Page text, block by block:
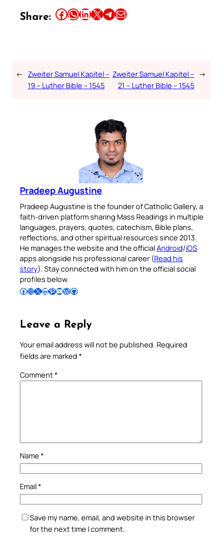
Share: Share this article on Facebook Share this article on WhatsApp Share this article on LinkedIn Share this article on X Share this article on TelegramEmail this Article
← Zweiter Samuel Kapitel –
19 – Luther Bible – 1545
Zweiter Samuel Kapitel –
21 – Luther Bible – 1545
→
Pradeep Augustine
Pradeep Augustine is the founder of Catholic Gallery, a
faith-driven platform sharing Mass Readings in multiple
languages, prayers, quotes, catechism, Bible plans,
reflections, and other spiritual resources since 2013.
He manages the website and the officialAndroid/iOS
apps alongside his professional career (Read his
story). Stay connected with him on the official social
profiles below.
Follow Pradeep on Facebook Follow Pradeep on InstagramFollow Pradeep on X Follow Pradeep on LinkedIn Follow Pradeep on Pinterest Subscribe to Pradeep’s Youtube Channel Follow Pradeep on WordPress Follow Pradeep on GitHub
Leave a Reply
Your email address will not be published. Required
fields are marked *
Comment*
Name *
Email*
Save my name, email, and website in this browser
for the next time I comment.